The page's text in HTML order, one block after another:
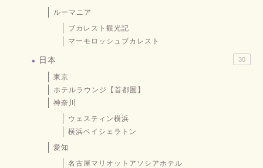
ルーマニア
ブカレスト観光記
マーモロッシュブカレスト
日本 30
東京
ホテルラウンジ【首都圏】
神奈川
ウェスティン横浜
横浜ベイシェラトン
愛知
名古屋マリオットアソシアホテル